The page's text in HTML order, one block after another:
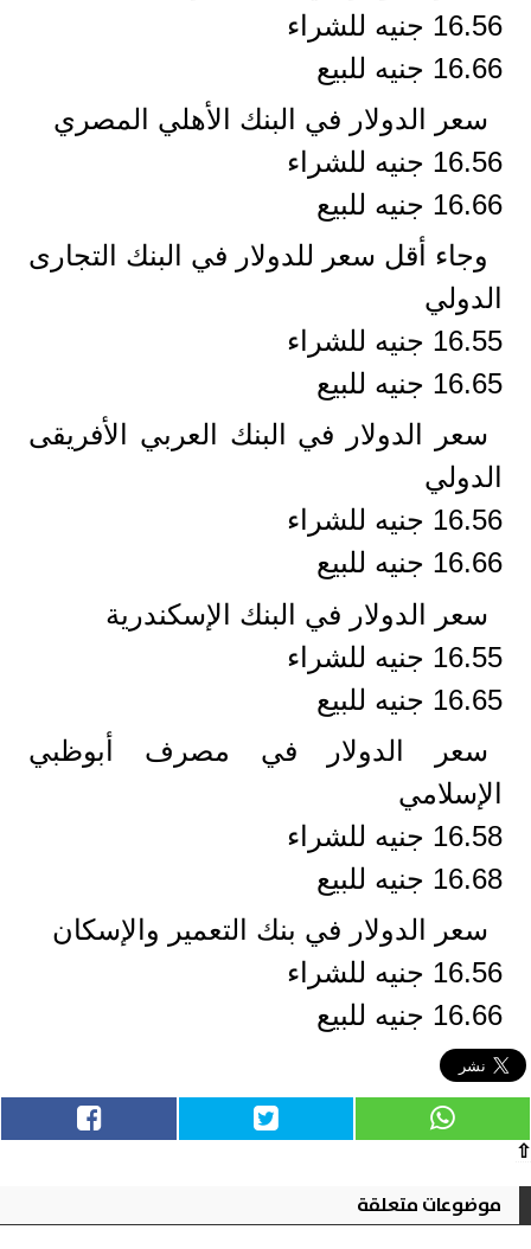
16.56 جنيه للشراء
16.66 جنيه للبيع
سعر الدولار في البنك الأهلي المصري
16.56 جنيه للشراء
16.66 جنيه للبيع
وجاء أقل سعر للدولار في البنك التجارى
الدولي
16.55 جنيه للشراء
16.65 جنيه للبيع
سعر الدولار في البنك العربي الأفريقى
الدولي
16.56 جنيه للشراء
16.66 جنيه للبيع
سعر الدولار في البنك الإسكندرية
16.55 جنيه للشراء
16.65 جنيه للبيع
سعر الدولار في مصرف أبوظبي
الإسلامي
16.58 جنيه للشراء
16.68 جنيه للبيع
سعر الدولار في بنك التعمير والإسكان
16.56 جنيه للشراء
16.66 جنيه للبيع
⇧
موضوعات متعلقة